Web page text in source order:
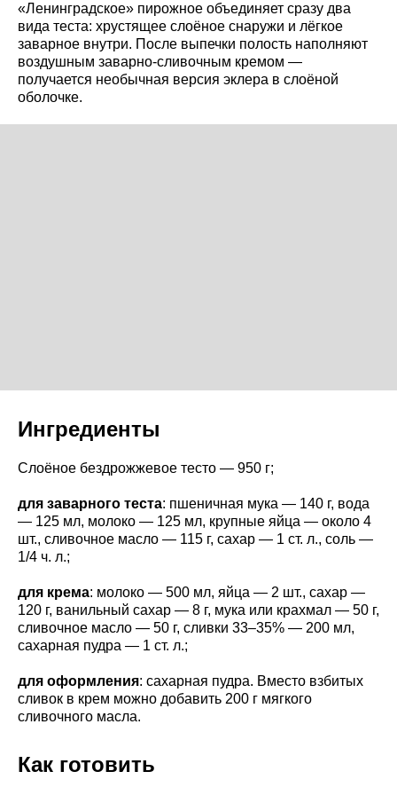
«Ленинградское» пирожное объединяет сразу два
вида теста: хрустящее слоёное снаружи и лёгкое
заварное внутри. После выпечки полость наполняют
воздушным заварно-сливочным кремом —
получается необычная версия эклера в слоёной
оболочке.
Ингредиенты
Слоёное бездрожжевое тесто — 950 г;
для заварного теста: пшеничная мука — 140 г, вода
— 125 мл, молоко — 125 мл, крупные яйца — около 4
шт., сливочное масло — 115 г, сахар — 1 ст. л., соль —
1/4 ч. л.;
для крема: молоко — 500 мл, яйца — 2 шт., сахар —
120 г, ванильный сахар — 8 г, мука или крахмал — 50 г,
сливочное масло — 50 г, сливки 33–35% — 200 мл,
сахарная пудра — 1 ст. л.;
для оформления: сахарная пудра. Вместо взбитых
сливок в крем можно добавить 200 г мягкого
сливочного масла.
Как готовить